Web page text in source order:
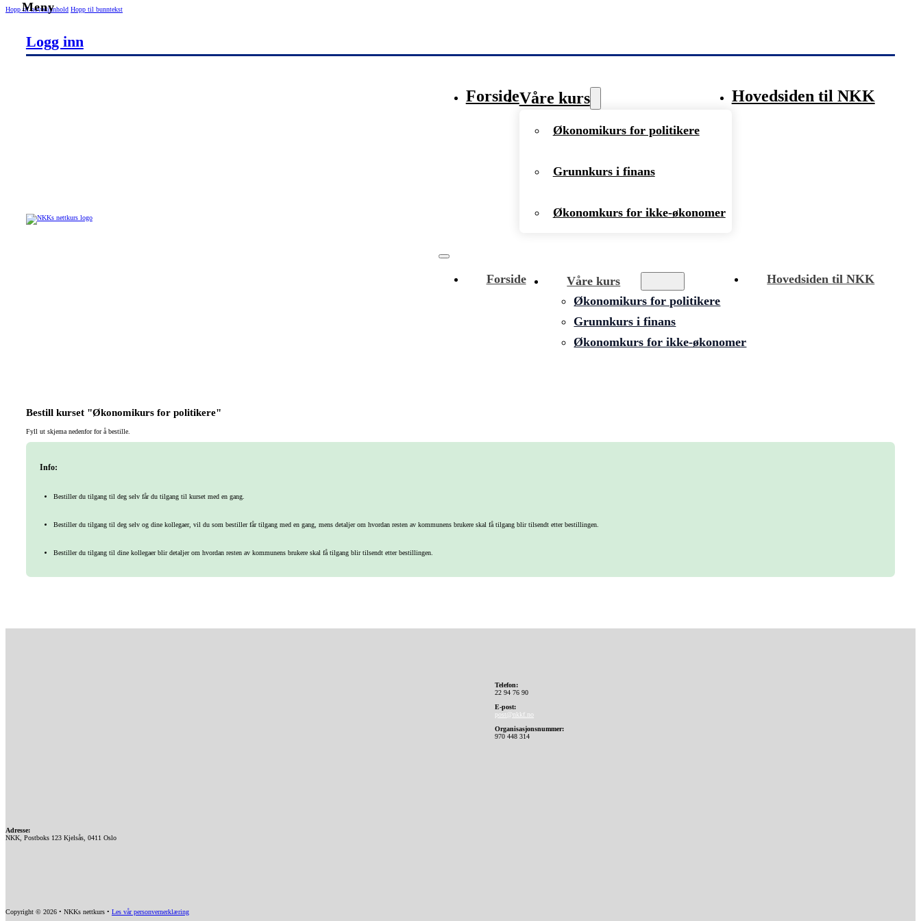
Hopp til hovedinnhold Hopp til bunntekst
Logg inn
ForsideVåre kurs
Økonomikurs for politikere
Grunnkurs i finans
Økonomkurs for ikke-økonomer
Hovedsiden til NKK
Forside
Våre kurs
Økonomikurs for politikere
Grunnkurs i finans
Økonomkurs for ikke-økonomer
Hovedsiden til NKK
Bestill kurset "Økonomikurs for politikere"
Fyll ut skjema nedenfor for å bestille.
Info:
Bestiller du tilgang til deg selv får du tilgang til kurset med en gang.
Bestiller du tilgang til deg selv og dine kollegaer, vil du som bestiller får tilgang med en gang, mens detaljer om hvordan resten av kommunens brukere skal få tilgang blir tilsendt etter bestillingen.
Bestiller du tilgang til dine kollegaer blir detaljer om hvordan resten av kommunens brukere skal få tilgang blir tilsendt etter bestillingen.
Adresse:
NKK, Postboks 123 Kjelsås, 0411 Oslo
Telefon:
22 94 76 90
E-post:
post@nkkf.no
Organisasjonsnummer:
970 448 314
Copyright © 2026 • NKKs nettkurs • Les vår personvernerklæring